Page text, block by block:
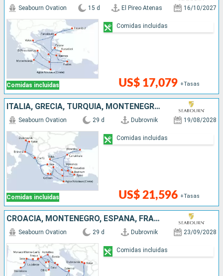
Comidas incluidas
Seabourn Ovation 15 d El Pireo Atenas 16/10/2027
US$ 17,079 +Tasas
Comidas incluidas
ITALIA, GRECIA, TURQUÍA, MONTENEGRO, CROACIA
Comidas incluidas
Seabourn Ovation 29 d Dubrovnik 19/08/2028
US$ 21,596 +Tasas
Comidas incluidas
CROACIA, MONTENEGRO, ESPAÑA, FRANCIA, MONACO, ITALIA, MALTA
Seabourn Ovation 29 d Dubrovnik 23/09/2028
Comidas incluidas